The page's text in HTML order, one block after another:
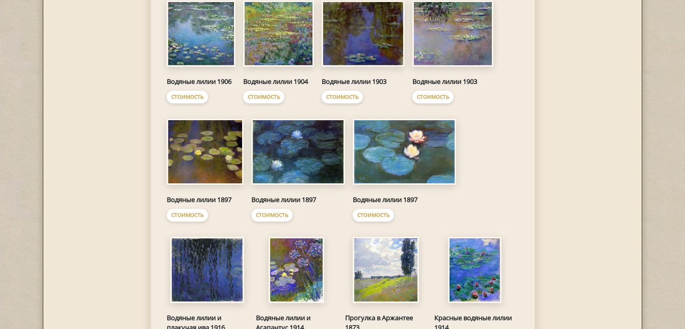
Водяные лилии 1906
СТОИМОСТЬ
Водяные лилии 1904
СТОИМОСТЬ
Водяные лилии 1903
СТОИМОСТЬ
Водяные лилии 1903
СТОИМОСТЬ
Водяные лилии 1897
СТОИМОСТЬ
Водяные лилии 1897
СТОИМОСТЬ
Водяные лилии 1897
СТОИМОСТЬ
Водяные лилии и
Водяные лилии и
Прогулка в Аржантее
Красные водяные лилии